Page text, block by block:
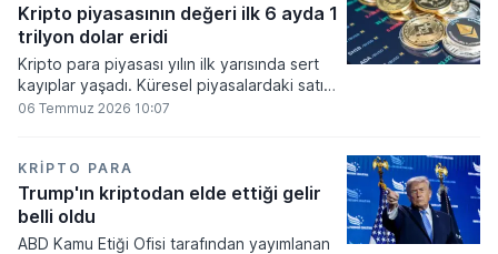
Kripto piyasasının değeri ilk 6 ayda 1
trilyon dolar eridi
Kripto para piyasası yılın ilk yarısında sert
kayıplar yaşadı. Küresel piyasalardaki satış
baskısı ve artan faiz baskısının etkisiyle
06 Temmuz 2026 10:07
KRIPTO PARA
Trump'ın kriptodan elde ettiği gelir
belli oldu
ABD Kamu Etiği Ofisi tarafından yayımlanan